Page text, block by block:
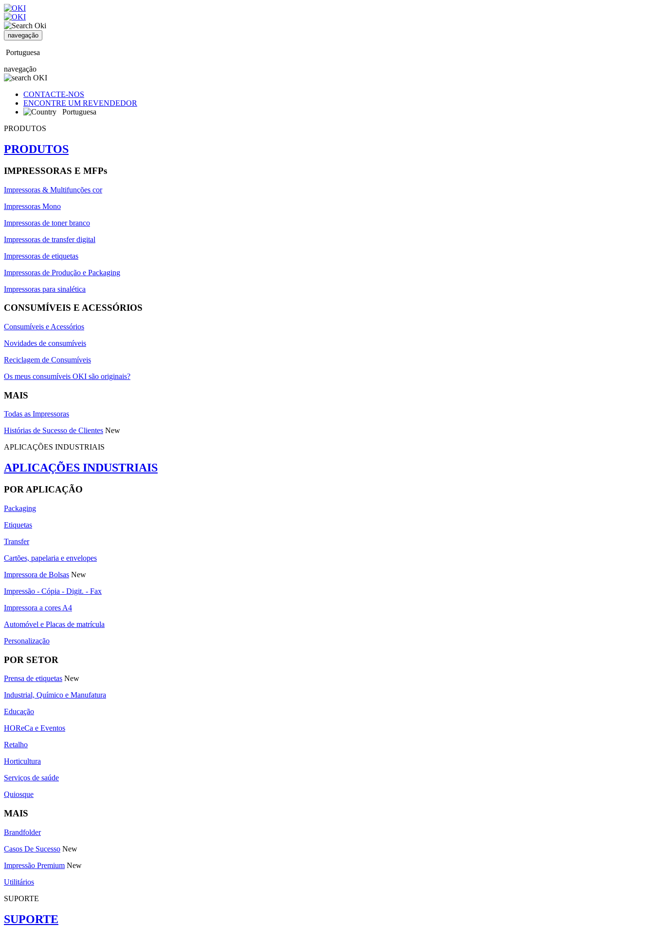
navegação
Portuguesa
navegação
CONTACTE-NOS
ENCONTRE UM REVENDEDOR
Portuguesa
PRODUTOS
PRODUTOS
IMPRESSORAS E MFPs
Impressoras & Multifunções cor
Impressoras Mono
Impressoras de toner branco
Impressoras de transfer digital
Impressoras de etiquetas
Impressoras de Produção e Packaging
Impressoras para sinalética
CONSUMÍVEIS E ACESSÓRIOS
Consumíveis e Acessórios
Novidades de consumíveis
Reciclagem de Consumíveis
Os meus consumíveis OKI são originais?
MAIS
Todas as Impressoras
Histórias de Sucesso de Clientes New
APLICAÇÕES INDUSTRIAIS
APLICAÇÕES INDUSTRIAIS
POR APLICAÇÃO
Packaging
Etiquetas
Transfer
Cartões, papelaria e envelopes
Impressora de Bolsas New
Impressão - Cópia - Digit. - Fax
Impressora a cores A4
Automóvel e Placas de matrícula
Personalização
POR SETOR
Prensa de etiquetas New
Industrial, Químico e Manufatura
Educação
HOReCa e Eventos
Retalho
Horticultura
Serviços de saúde
Quiosque
MAIS
Brandfolder
Casos De Sucesso New
Impressão Premium New
Utilitários
SUPORTE
SUPORTE